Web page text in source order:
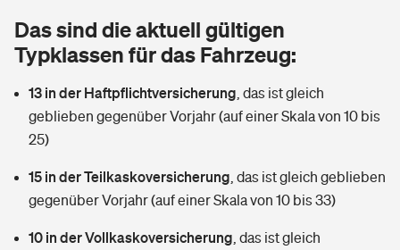
Tools
Wer versichert was: Jetzt Versicherer finden
Sie haben Fragen?
Glasversicherung
Mietkautionsversicherung
Restkreditversicherung
Kinderunfall­ver­si­che­rung
Kinderinvalidität
Hundehalter-Haftpflicht
Dread-Disease-Versicherung
Tierkrankenversicherung
Zur Übersicht
Tools
Das sind die aktuell gültigen
Typklassen für das Fahrzeug:
13 in der Haftpflichtversicherung das ist gleich
geblieben gegenüber Vorjahr (auf einer Skala von 10 bis
25)
15 in der Teilkaskoversicherung das ist gleich geblieben
gegenüber Vorjahr (auf einer Skala von 10 bis 33)
10 in der Vollkaskoversicherung das ist gleich